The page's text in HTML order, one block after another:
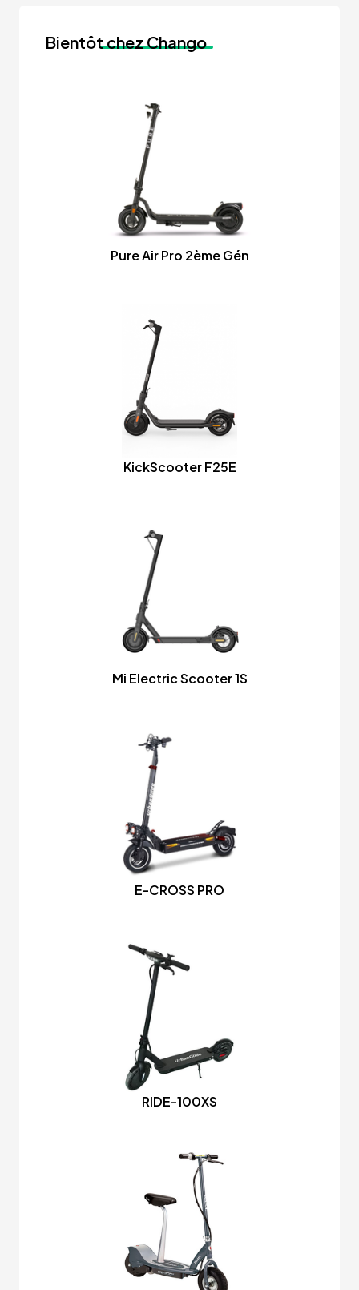
Bientôtchez Chango
Pure Air Pro 2ème Gén
KickScooter F25E
Mi Electric Scooter 1S
E-CROSS PRO
RIDE-100XS